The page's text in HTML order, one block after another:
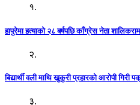
१.
हापुरेमा हत्याको २८ बर्षपछि काँग्रेस नेता
२.
बिद्यार्थी वली माथि खुकुरी प्रहारको आरोपी गिरी
३.